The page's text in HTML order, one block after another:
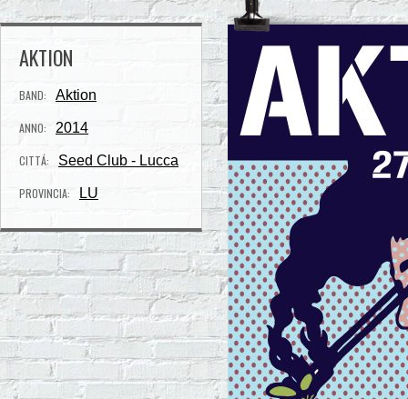
AKTION
BAND: Aktion
ANNO: 2014
CITTÁ: Seed Club - Lucca
PROVINCIA: LU